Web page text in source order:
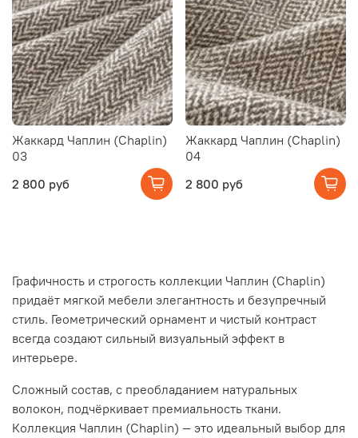
Жаккард Чаплин (Chaplin)
03
2 800 руб
Жаккард Чаплин (Chaplin)
04
2 800 руб
Графичность и строгость коллекции Чаплин (Chaplin)
придаёт мягкой мебели элегантность и безупречный
стиль. Геометрический орнамент и чистый контраст
всегда создают сильный визуальный эффект в
интерьере.
Сложный состав, с преобладанием натуральных
волокон, подчёркивает премиальность ткани.
Коллекция Чаплин (Chaplin) — это идеальный выбор для